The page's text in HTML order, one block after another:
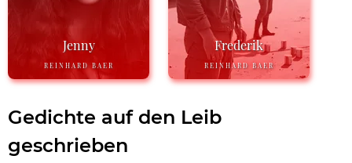
Jenny
REINHARD BAER
Frederik
REINHARD BAER
Gedichte auf den Leib
geschrieben